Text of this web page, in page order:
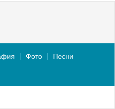
Фото
Песни